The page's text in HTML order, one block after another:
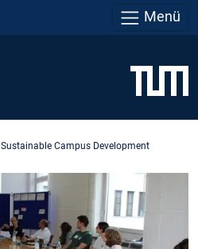
Menü
Campus Development